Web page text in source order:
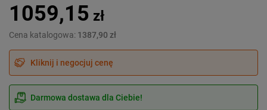
1059,15 zł
Cena katalogowa: 1387,90 zł
Kliknij i negocjuj cenę
Darmowa dostawa dla Ciebie!